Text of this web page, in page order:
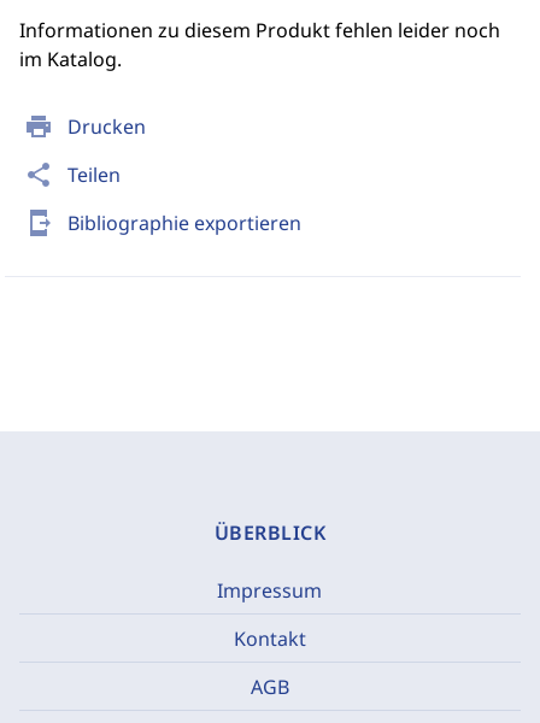
print Drucken
share Teilen
send_to_mobile Bibliographie exportieren
Informationen zu diesem Produkt fehlen leider noch
im Katalog.
ÜBERBLICK
Impressum
Kontakt
AGB